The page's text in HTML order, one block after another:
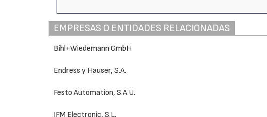
EMPRESAS O ENTIDADES RELACIONADAS
Bihl+Wiedemann GmbH
Endress y Hauser, S.A.
Festo Automation, S.A.U.
IFM Electronic, S.L.